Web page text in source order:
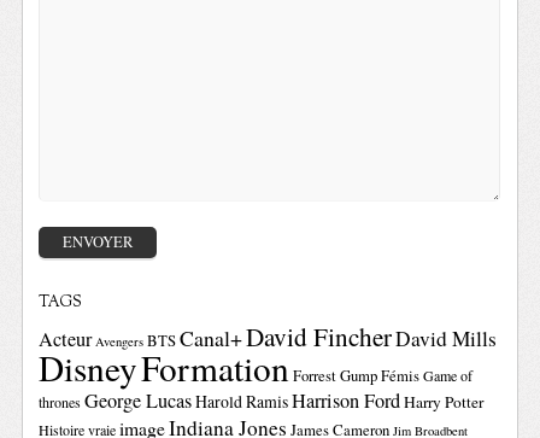
TAGS
Acteur Avengers BTSCanal+David FincherDavid Mills
DisneyFormationForrest GumpFémis Game of
thrones George LucasHarold RamisHarrison FordHarry Potter
Histoire vraie imageIndiana Jones James Cameron Jim Broadbent